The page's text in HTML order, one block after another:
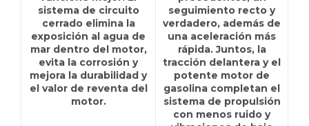
sistema de circuito
cerrado elimina la
exposición al agua de
mar dentro del motor,
evita la corrosión y
mejora la durabilidad y
el valor de reventa del
motor.
seguimiento recto y
verdadero, además de
una aceleración más
rápida. Juntos, la
tracción delantera y el
potente motor de
gasolina completan el
sistema de propulsión
con menos ruido y